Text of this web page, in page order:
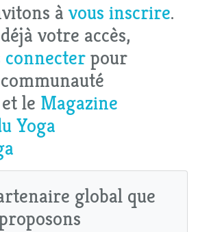
à vous inscrire.
votre accès,
connecter pour
le Magazine
Yoga
global que